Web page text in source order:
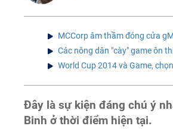
MCCorp âm thầm đóng cửa
Các nông dân "cày" game ôn
World Cup 2014 và Game,
Đây là sự kiện đáng chú ý
Binh ở thời điểm hiện tại.